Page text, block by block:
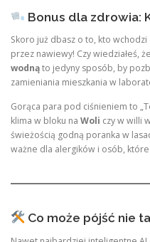
Bonus dla zdrowia:
Skoro już dbasz o to, kto
przez nawiewy! Czy wiedziałeś, że
wodnąto jedyny sposób, by
zamieniania mieszkania w
Gorąca para pod ciśnieniem to
klima w bloku na Woli czy w willi
świeżością godną poranka w
ważne dla alergików i osób,
Co może pójść nie